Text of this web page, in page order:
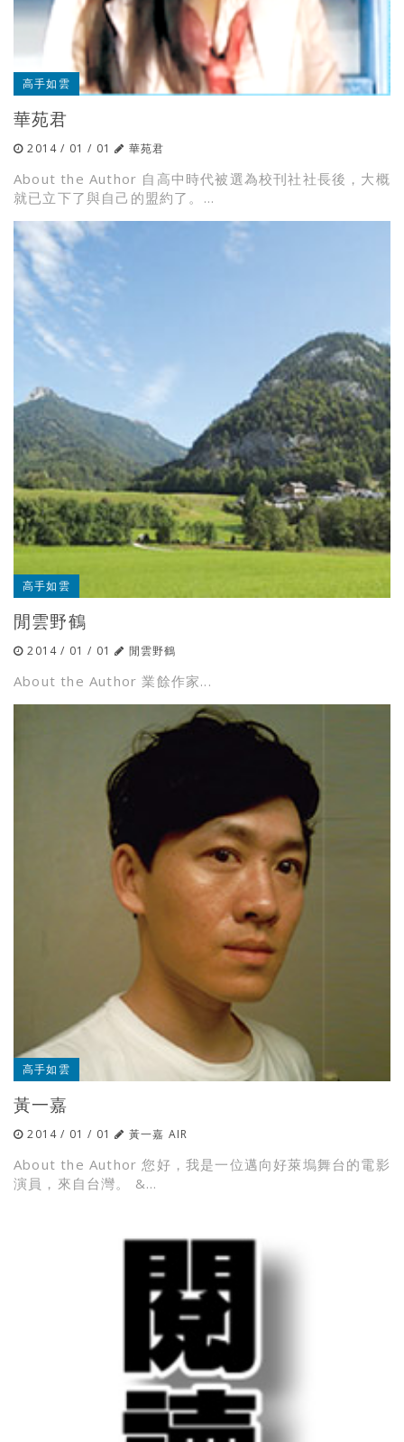
高手如雲
華苑君
2014 / 01 / 01 華苑君
About the Author 自高中時代被選為校刊社社長後，大概
就已立下了與自己的盟約了。...
高手如雲
閒雲野鶴
2014 / 01 / 01 閒雲野鶴
About the Author 業餘作家...
高手如雲
黃一嘉
2014 / 01 / 01 黃一嘉 AIR
About the Author 您好，我是一位邁向好萊塢舞台的電影
演員，來自台灣。 &...